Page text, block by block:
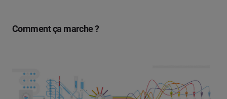
Comment ça marche ?